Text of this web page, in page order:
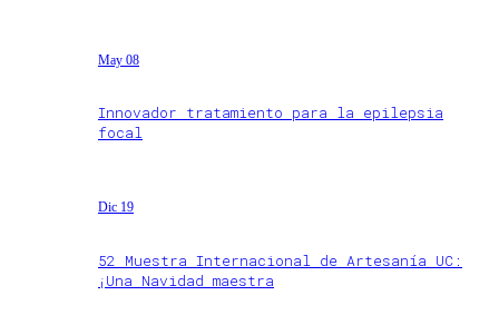
May 08
Innovador tratamiento para la epilepsia
focal
Dic 19
52 Muestra Internacional de Artesanía UC:
¡Una Navidad maestra